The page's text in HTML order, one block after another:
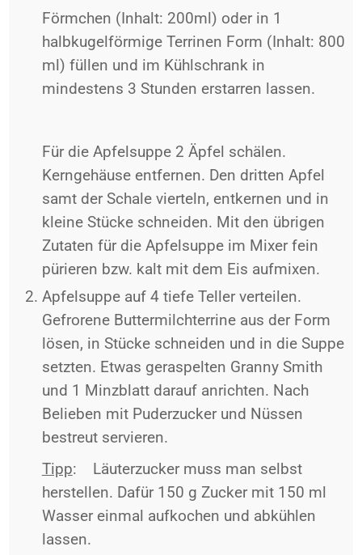
Förmchen (Inhalt: 200ml) oder in 1
halbkugelförmige Terrinen Form (Inhalt: 800
ml) füllen und im Kühlschrank in
mindestens 3 Stunden erstarren lassen.
Für die Apfelsuppe 2 Äpfel schälen.
Kerngehäuse entfernen. Den dritten Apfel
samt der Schale vierteln, entkernen und in
kleine Stücke schneiden. Mit den übrigen
Zutaten für die Apfelsuppe im Mixer fein
pürieren bzw. kalt mit dem Eis aufmixen.
Apfelsuppe auf 4 tiefe Teller verteilen.
Gefrorene Buttermilchterrine aus der Form
lösen, in Stücke schneiden und in die Suppe
setzten. Etwas geraspelten Granny Smith
und 1 Minzblatt darauf anrichten. Nach
Belieben mit Puderzucker und Nüssen
bestreut servieren.
Tipp: Läuterzucker muss man selbst
herstellen. Dafür 150 g Zucker mit 150 ml
Wasser einmal aufkochen und abkühlen
lassen.